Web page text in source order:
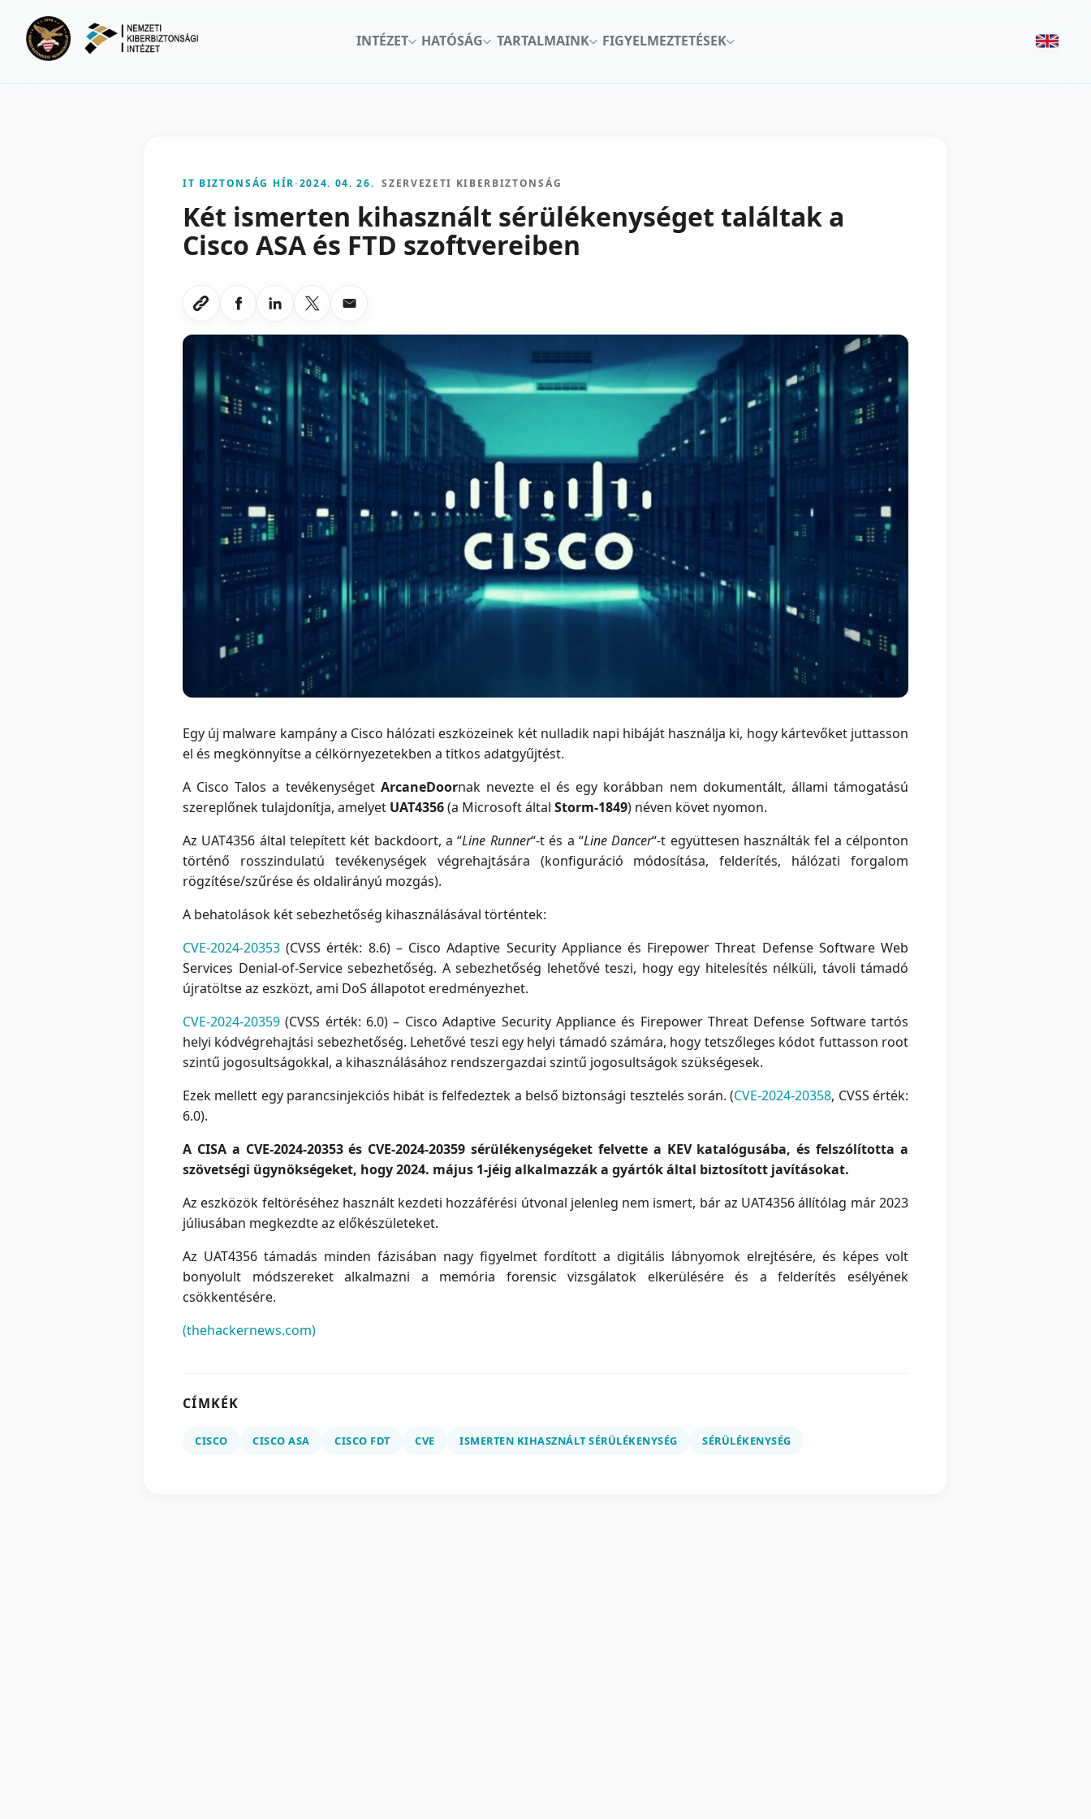
INTÉZET
HATÓSÁG TARTALMAINK FIGYELMEZTETÉSEK
IT BIZTONSÁG HÍR-2024. 04. 26. SZERVEZETI KIBERBIZTONSÁG
Két ismerten kihasznált sérülékenységet találtak a
Cisco ASA és FTD szoftvereiben
Link masolasa
Megosztas Facebookon
Megosztas LinkedInen
Megosztas X-en
Megosztas emailben
Egy új malware kampány a Cisco hálózati eszközeinek két nulladik napi hibáját használja ki, hogy kártevőket juttasson
el és megkönnyítse a célkörnyezetekben a titkos adatgyűjtést.
A Cisco Talos a tevékenységet ArcaneDoornak nevezte el és egy korábban nem dokumentált, állami támogatású
szereplőnek tulajdonítja, amelyet UAT4356(a Microsoft által Storm-1849) néven követ nyomon.
Az UAT4356 által telepített két backdoort, a “Line Runner“-t és a “Line Dancer“-t együttesen használták fel a célponton
történő rosszindulatú tevékenységek végrehajtására (konfiguráció módosítása, felderítés, hálózati forgalom
rögzítése/szűrése és oldalirányú mozgás).
A behatolások két sebezhetőség kihasználásával történtek:
CVE-2024-20353 (CVSS érték: 8.6) – Cisco Adaptive Security Appliance és Firepower Threat Defense Software Web
Services Denial-of-Service sebezhetőség. A sebezhetőség lehetővé teszi, hogy egy hitelesítés nélküli, távoli támadó
újratöltse az eszközt, ami DoS állapotot eredményezhet.
CVE-2024-20359 (CVSS érték: 6.0) – Cisco Adaptive Security Appliance és Firepower Threat Defense Software tartós
helyi kódvégrehajtási sebezhetőség. Lehetővé teszi egy helyi támadó számára, hogy tetszőleges kódot futtasson root
szintű jogosultságokkal, a kihasználásához rendszergazdai szintű jogosultságok szükségesek.
Ezek mellett egy parancsinjekciós hibát is felfedeztek a belső biztonsági tesztelés során. (CVE-2024-20358, CVSS érték:
6.0).
A CISA a CVE-2024-20353 és CVE-2024-20359 sérülékenységeket felvette a KEV katalógusába, és felszólította a
szövetségi ügynökségeket, hogy 2024. május 1-jéig alkalmazzák a gyártók által biztosított javításokat.
Az eszközök feltöréséhez használt kezdeti hozzáférési útvonal jelenleg nem ismert, bár az UAT4356 állítólag már 2023
júliusában megkezdte az előkészületeket.
Az UAT4356 támadás minden fázisában nagy figyelmet fordított a digitális lábnyomok elrejtésére, és képes volt
bonyolult módszereket alkalmazni a memória forensic vizsgálatok elkerülésére és a felderítés esélyének
csökkentésére.
(thehackernews.com)
CÍMKÉK
CISCO CISCO ASA CISCO FDT CVE ISMERTEN KIHASZNÁLT SÉRÜLÉKENYSÉG SÉRÜLÉKENYSÉG